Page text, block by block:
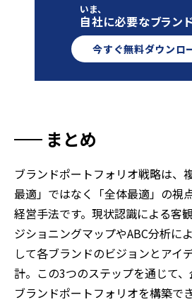
いま、
自社に必要なブラン
今すぐ無料ダウンロ
まとめ
ブランドポートフォリオ戦略は、
最適」ではなく「全体最適」の視
経営手法です。現状認識による客
ジショニングマップやABC分析に
して各ブランドのビジョンとアイ
計。この3つのステップを通じて
ブランドポートフォリオを構築でき